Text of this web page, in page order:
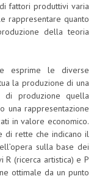
fattori produttivi varia
rappresentare quanto
della teoria
esprime le diverse
la produzione di una
di produzione quella
una rappresentazione
in valore economico.
di rette che indicano il
sulla base dei
(ricerca artistica) e P
ottimale da un punto